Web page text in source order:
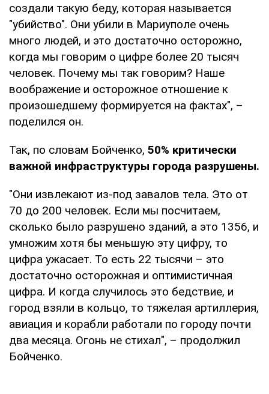
создали такую беду, которая называется
"убийство". Они убили в Мариуполе очень
много людей, и это достаточно осторожно,
когда мы говорим о цифре более 20 тысяч
человек. Почему мы так говорим? Наше
воображение и осторожное отношение к
произошедшему формируется на фактах", –
поделился он.
Так, по словам Бойченко, 50% критически
важной инфраструктуры города разрушены.
"Они извлекают из-под завалов тела. Это от
70 до 200 человек. Если мы посчитаем,
сколько было разрушено зданий, а это 1356, и
умножим хотя бы меньшую эту цифру, то
цифра ужасает. То есть 22 тысячи – это
достаточно осторожная и оптимистичная
цифра. И когда случилось это бедствие, и
город взяли в кольцо, то тяжелая артиллерия,
авиация и корабли работали по городу почти
два месяца. Огонь не стихал", – продолжил
Бойченко.